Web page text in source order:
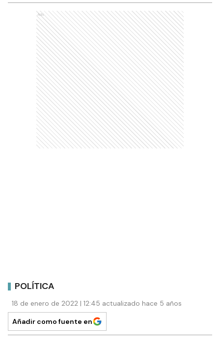
Ads
POLÍTICA
18 de enero de 2022 | 12:45 actualizado hace 5 años
Añadir como fuente en